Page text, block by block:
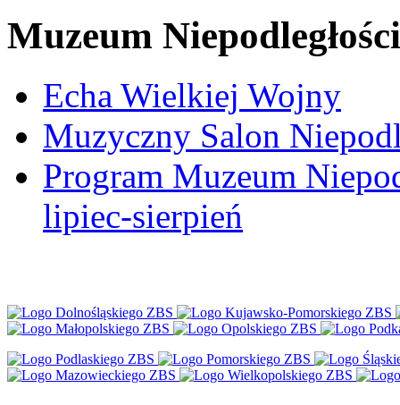
Muzeum Niepodległości
Echa Wielkiej Wojny
Muzyczny Salon
Program Muzeum
lipiec-sierpień